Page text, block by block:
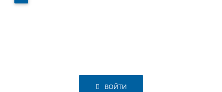
ВОЙТИ